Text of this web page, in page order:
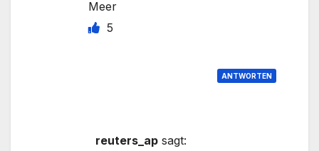
Meer
5
ANTWORTEN
reuters_ap sagt: